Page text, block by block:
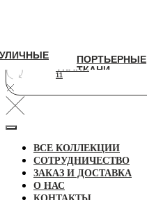
ПОРТЬЕРНЫЕ
ТКАНИ
11
ПОРТЬЕРНЫЕ
ТКАНИ
УЛИЧНЫЕ
ВСЕ КОЛЛЕКЦИИ
СОТРУДНИЧЕСТВО
ЗАКАЗ И ДОСТАВКА
О НАС